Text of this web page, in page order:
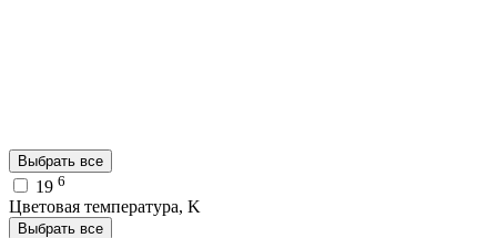
Выбрать все
19 6
Цветовая температура, K
Выбрать все